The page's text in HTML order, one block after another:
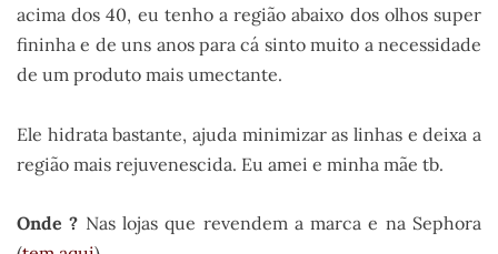
acima dos 40, eu tenho a região abaixo dos olhos super
fininha e de uns anos para cá sinto muito a necessidade
de um produto mais umectante.
Ele hidrata bastante, ajuda minimizar as linhas e deixa a
região mais rejuvenescida. Eu amei e minha mãe tb.
Onde ? Nas lojas que revendem a marca e na Sephora